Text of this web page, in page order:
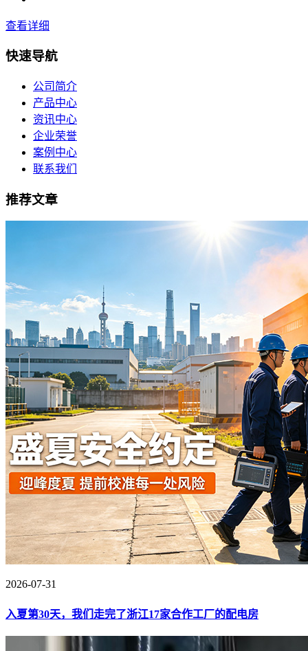
查看详细
快速导航
公司简介
产品中心
资讯中心
企业荣誉
案例中心
联系我们
推荐文章
2026-07-31
入夏第30天，我们走完了浙江17家合作工厂的配电房